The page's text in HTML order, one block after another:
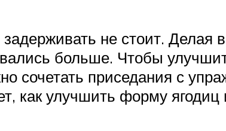
не стоит. Делая
больше. Чтобы
сочетать приседания с
как улучшить форму